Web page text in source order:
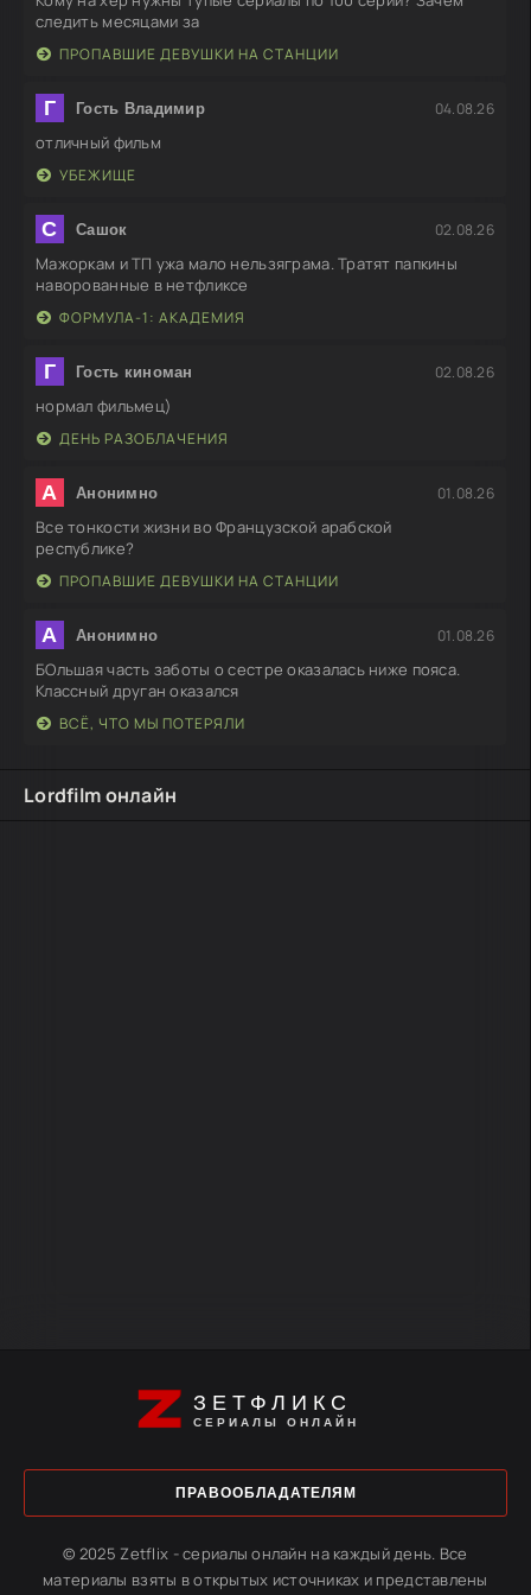
следить месяцами за
ПРОПАВШИЕ ДЕВУШКИ НА СТАНЦИИ
Г Гость Владимир 04.08.26
отличный фильм
УБЕЖИЩЕ
С Сашок 02.08.26
Мажоркам и ТП ужа мало нельзяграма. Тратят папкины
наворованные в нетфликсе
ФОРМУЛА-1: АКАДЕМИЯ
Г Гость киноман 02.08.26
нормал фильмец)
ДЕНЬ РАЗОБЛАЧЕНИЯ
А Анонимно 01.08.26
Все тонкости жизни во Французской арабской
республике?
ПРОПАВШИЕ ДЕВУШКИ НА СТАНЦИИ
А Анонимно 01.08.26
БОльшая часть заботы о сестре оказалась ниже пояса.
Классный друган оказался
ВСЁ, ЧТО МЫ ПОТЕРЯЛИ
Lordfilm онлайн
ЗЕТФЛИКС
СЕРИАЛЫ ОНЛАЙН
ПРАВООБЛАДАТЕЛЯМ
© 2025 Zetflix - сериалы онлайн на каждый день. Все
материалы взяты в открытых источниках и представлены